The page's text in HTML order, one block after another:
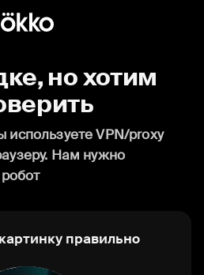
но хотим
VPN/proxy
Нам нужно
правильно